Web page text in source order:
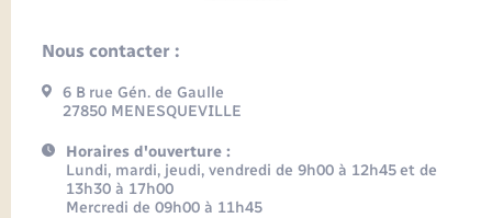
Nous contacter :
6 B rue Gén. de Gaulle
27850 MENESQUEVILLE
Horaires d'ouverture :
Lundi, mardi, jeudi, vendredi de 9h00 à 12h45 et de
13h30 à 17h00
Mercredi de 09h00 à 11h45